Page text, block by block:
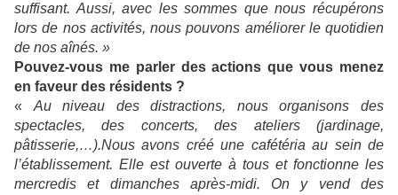
suffisant. Aussi, avec les sommes que nous récupérons
lors de nos activités, nous pouvons améliorer le quotidien
de nos aînés. »
Pouvez-vous me parler des actions que vous menez
en faveur des résidents ?
« Au niveau des distractions, nous organisons des
spectacles, des concerts, des ateliers (jardinage,
pâtisserie,…).Nous avons créé une cafétéria au sein de
l’établissement. Elle est ouverte à tous et fonctionne les
mercredis et dimanches après-midi. On y vend des